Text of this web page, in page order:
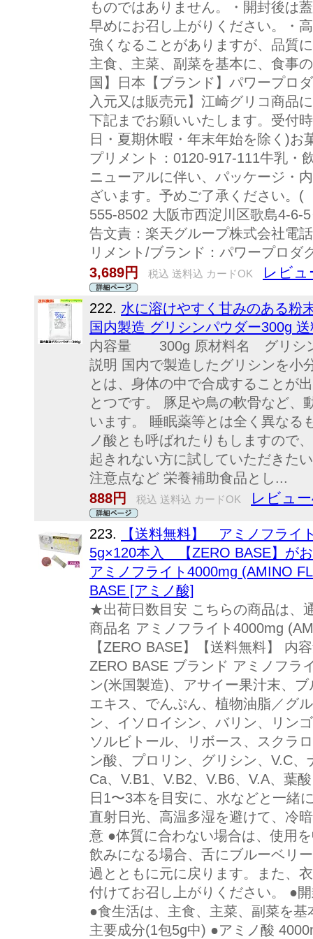
ものではありません。・開封後は
早めにお召し上がりください。・
強くなることがありますが、品質
主食、主菜、副菜を基本に、食事
国】日本【ブランド】パワープロ
入元又は販売元】江崎グリコ商品
下記までお願いいたします。受付
日・夏期休暇・年末年始を除く)お
プリメント：0120-917-111牛乳・
ニューアルに伴い、パッケージ・
ざいます。予めご了承ください。
555-8502 大阪市西淀川区歌島4-
告文責：楽天グループ株式会社電
リメント/ブランド：パワープロダ
3,689円
税込 送料込 カードOK レビュ
222. 水に溶けやすく甘みのある粉
国内製造 グリシンパウダー300g
内容量 300g 原材料名 グリシ
説明 国内で製造したグリシンを小
とは、身体の中で合成することが
とつです。 豚足や鳥の軟骨など、
います。 睡眠薬等とは全く異なる
ノ酸とも呼ばれたりもしますので
起きれない方に試していただきた
注意点など 栄養補助食品とし...
888円
税込 送料込 カードOK レビュ
223.
【送料無料】 アミノフライ
5g×120本入 【ZERO BASE】が
アミノフライト4000mg (AMINO
BASE [アミノ酸]
★出荷日数目安 こちらの商品は、
商品名 アミノフライト4000mg
【ZERO BASE】【送料無料】 内
ZERO BASE ブランド アミノフラ
ン(米国製造)、アサイー果汁末、
エキス、でんぷん、植物油脂／グ
ン、イソロイシン、バリン、リン
ソルビトール、リボース、スクラ
ン酸、プロリン、グリシン、V.C
Ca、V.B1、V.B2、V.B6、V.A、葉
日1〜3本を目安に、水などと一緒
直射日光、高温多湿を避けて、冷
意 ●体質に合わない場合は、使用
飲みになる場合、舌にブルーベリ
過とともに元に戻ります。また、
付けてお召し上がりください。 ●
●食生活は、主食、主菜、副菜を
主要成分(1包5g中) ●アミノ酸